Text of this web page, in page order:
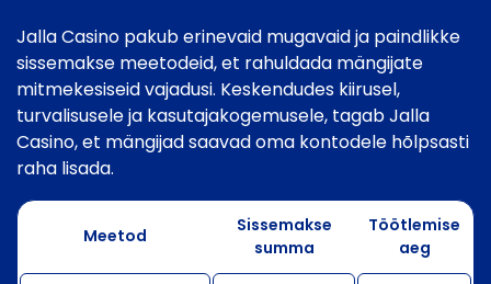
Jalla Casino pakub erinevaid mugavaid ja paindlikke
sissemakse meetodeid, et rahuldada mängijate
mitmekesiseid vajadusi. Keskendudes kiirusel,
turvalisusele ja kasutajakogemusele, tagab Jalla
Casino, et mängijad saavad oma kontodele hõlpsasti
raha lisada.
Meetod
Sissemakse
summa
Töötlemise
aeg